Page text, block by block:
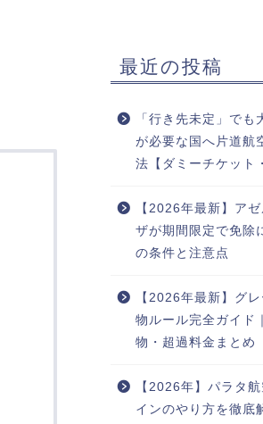
最近の投稿
「行き先未定」でも
が必要な国へ片道航
法【ダミーチケット
【2026年最新】ア
ザが期間限定で免除
の条件と注意点
【2026年最新】グ
物ルール完全ガイド
物・超過料金まとめ
【2026年】パラタ
インのやり方を徹底